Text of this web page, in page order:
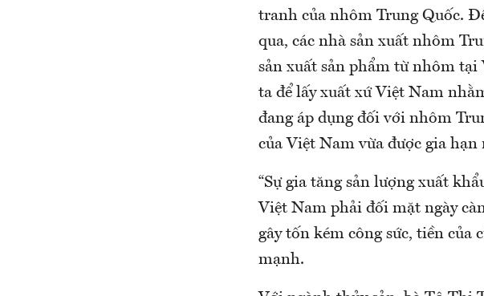
tranh của nhôm Trung Quốc.
qua, các nhà sản xuất nhôm
sản xuất sản phẩm từ nhôm tại
ta để lấy xuất xứ Việt Nam
đang áp dụng đối với nhôm
của Việt Nam vừa được gia hạn
“Sự gia tăng sản lượng xuất
Việt Nam phải đối mặt ngày
gây tốn kém công sức, tiền của
mạnh.